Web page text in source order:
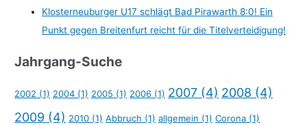
Klosterneuburger U17 schlägt Bad Pirawarth 8:0! Ein
Punkt gegen Breitenfurt reicht für die Titelverteidigung!
Jahrgang-Suche
2002 (1) 2004 (1) 2005 (1) 2006 (1) 2007 (4) 2008 (4)
2009 (4) 2010 (1) Abbruch (1) allgemein (1) Corona (1)